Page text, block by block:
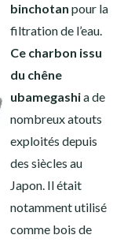
binchotan pour la
filtration de l’eau.
Ce charbon issu
du chêne
ubamegashia de
nombreux atouts
exploités depuis
des siècles au
Japon. Il était
notamment utilisé
comme bois de